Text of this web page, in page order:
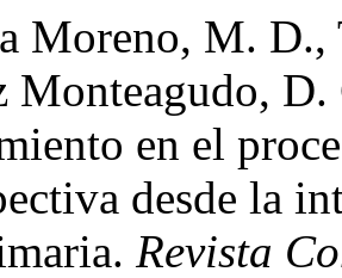
Moreno, M.
Monteagudo,
en el
desde la
Revista